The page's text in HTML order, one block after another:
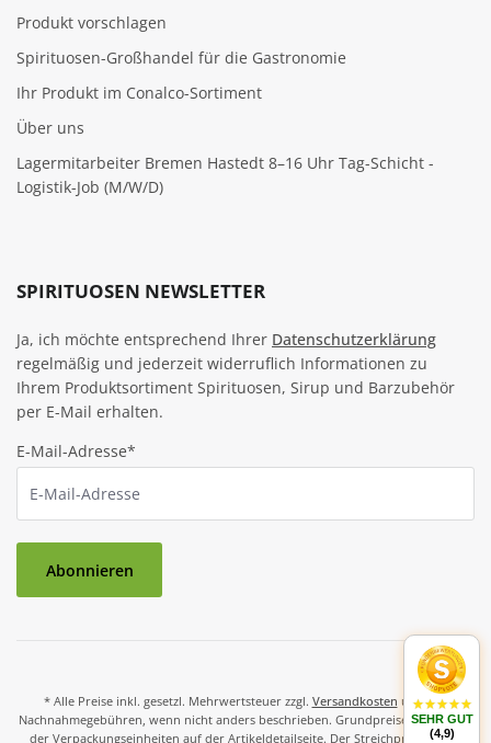
Produkt vorschlagen
Spirituosen-Großhandel für die Gastronomie
Ihr Produkt im Conalco-Sortiment
Über uns
Lagermitarbeiter Bremen Hastedt 8–16 Uhr Tag-Schicht -
Logistik-Job (M/W/D)
SPIRITUOSEN NEWSLETTER
Ja, ich möchte entsprechend Ihrer Datenschutzerklärung
regelmäßig und jederzeit widerruflich Informationen zu
Ihrem Produktsortiment Spirituosen, Sirup und Barzubehör
per E-Mail erhalten.
E-Mail-Adresse*
Abonnieren
* Alle Preise inkl. gesetzl. Mehrwertsteuer zzgl. Versandkosten und ggf.
Nachnahmegebühren, wenn nicht anders beschrieben. Grundpreise und Preise
der Verpackungseinheiten auf der Artikeldetailseite. Der Streichpreis ist der
SEHR GUT
(4,9)